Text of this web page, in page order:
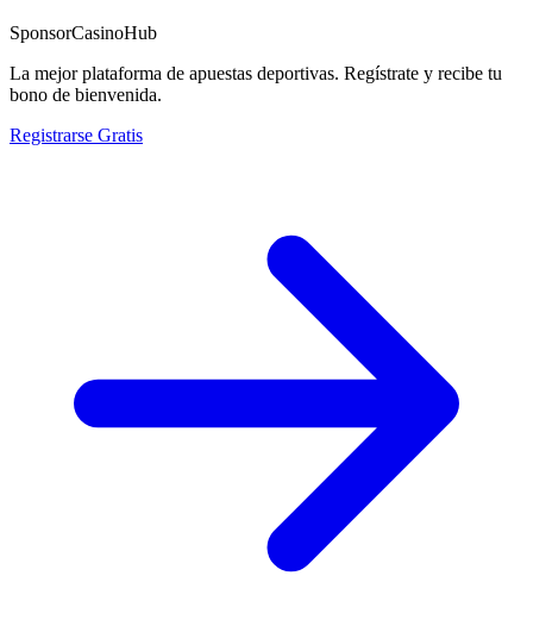
SponsorCasinoHub
La mejor plataforma de apuestas deportivas. Regístrate y recibe tu
bono de bienvenida.
Registrarse Gratis